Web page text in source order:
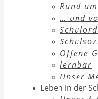
Rund
… und
Offene
lernbar
Unser
Leben in der